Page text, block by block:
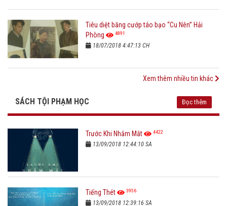
Tiêu diệt băng cướp táo bạo “Cu Nên” Hải
Phòng
4891
18/07/2018 4:47:13 CH
Xem thêm nhiều tin khác
SÁCH TỘI PHẠM HỌC Đọc thêm
Trước Khi Nhắm Mắt 4422
13/09/2018 12:44:10 SA
Tiếng Thét 3956
13/09/2018 12:39:16 SA